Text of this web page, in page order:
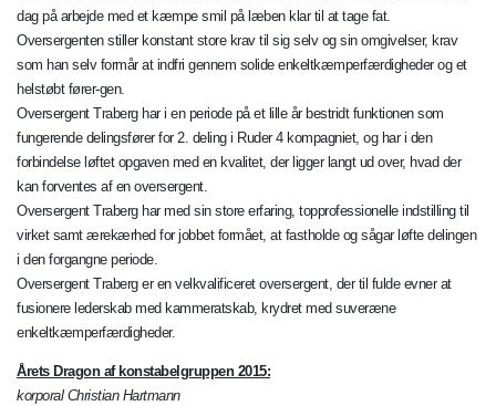
dag på arbejde med et kæmpe smil på læben klar til at tage fat.
Oversergenten stiller konstant store krav til sig selv og sin omgivelser, krav
som han selv formår at indfri gennem solide enkeltkæmperfærdigheder og et
helstøbt fører-gen.
Oversergent Traberg har i en periode på et lille år bestridt funktionen som
fungerende delingsfører for 2. deling i Ruder 4 kompagniet, og har i den
forbindelse løftet opgaven med en kvalitet, der ligger langt ud over, hvad der
kan forventes af en oversergent.
Oversergent Traberg har med sin store erfaring, topprofessionelle indstilling til
virket samt ærekærhed for jobbet formået, at fastholde og sågar løfte delingen
i den forgangne periode.
Oversergent Traberg er en velkvalificeret oversergent, der til fulde evner at
fusionere lederskab med kammeratskab, krydret med suveræne
enkeltkæmperfærdigheder.
Årets Dragon af konstabelgruppen 2015:
korporal Christian Hartmann